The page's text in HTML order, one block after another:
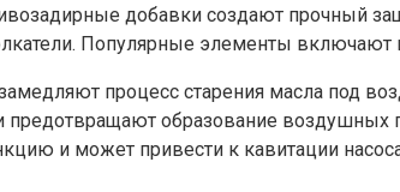
добавки создают прочный
Популярные элементы
процесс старения масла под
предотвращают образование
и может привести к кавитации